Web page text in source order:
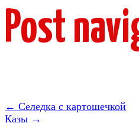
Post
← Селедка с картошечкой
Казы →